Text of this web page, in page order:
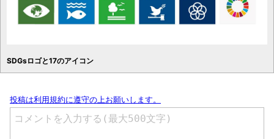
SDGsロゴと17のアイコン